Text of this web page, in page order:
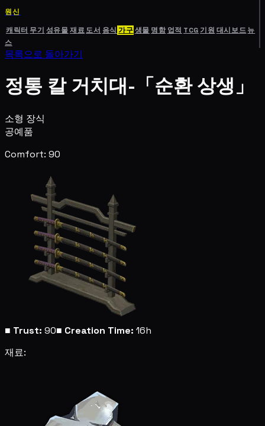
원신
캐릭터 무기 성유물재료도서 음식 가구생물 명함 업적 TCG기원 대시보드뉴
스
목록으로 돌아가기
정통 칼 거치대-「순환 상생」
소형 장식
공예품
Comfort: 90
■ Trust: 90■ Creation Time: 16h
재료: